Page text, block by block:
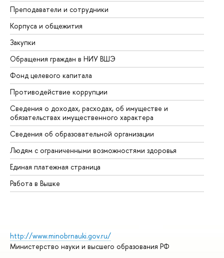
Преподаватели и сотрудники
Корпуса и общежития
Закупки
Обращения граждан в НИУ ВШЭ
Фонд целевого капитала
Противодействие коррупции
Сведения о доходах, расходах, об имуществе и
обязательствах имущественного характера
Сведения об образовательной организации
Людям с ограниченными возможностями здоровья
Единая платежная страница
Работа в Вышке
http://www.minobrnauki.gov.ru/
Министерство науки и высшего образования РФ